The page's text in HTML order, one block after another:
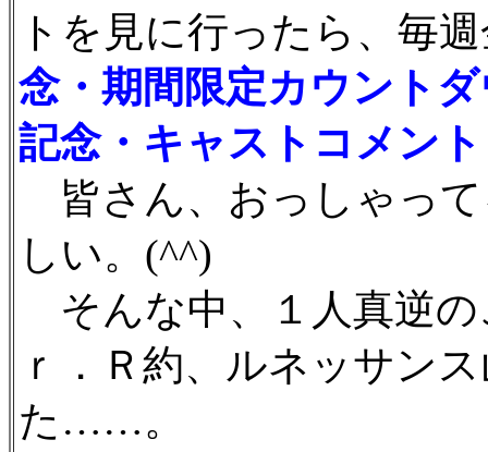
トを見に行ったら、毎
念・期間限定カウント
記念・キャストコメント
皆さん、おっしゃっ
しい。(^^)
そんな中、１人真逆
ｒ．Ｒ約、ルネッサン
た……。